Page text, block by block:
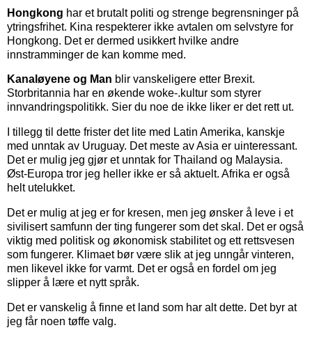
Hongkong har et brutalt politi og strenge begrensninger på
ytringsfrihet. Kina respekterer ikke avtalen om selvstyre for
Hongkong. Det er dermed usikkert hvilke andre
innstramminger de kan komme med.
Kanaløyene og Man blir vanskeligere etter Brexit.
Storbritannia har en økende woke-.kultur som styrer
innvandringspolitikk. Sier du noe de ikke liker er det rett ut.
I tillegg til dette frister det lite med Latin Amerika, kanskje
med unntak av Uruguay. Det meste av Asia er uinteressant.
Det er mulig jeg gjør et unntak for Thailand og Malaysia.
Øst-Europa tror jeg heller ikke er så aktuelt. Afrika er også
helt utelukket.
Det er mulig at jeg er for kresen, men jeg ønsker å leve i et
sivilisert samfunn der ting fungerer som det skal. Det er også
viktig med politisk og økonomisk stabilitet og ett rettsvesen
som fungerer. Klimaet bør være slik at jeg unngår vinteren,
men likevel ikke for varmt. Det er også en fordel om jeg
slipper å lære et nytt språk.
Det er vanskelig å finne et land som har alt dette. Det byr at
jeg får noen tøffe valg.